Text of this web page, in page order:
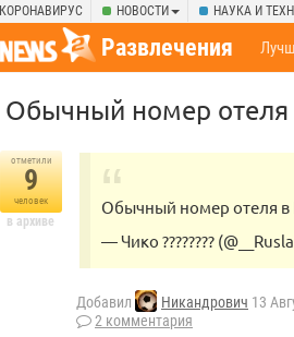
КОРОНАВИРУС НОВОСТИ НАУКА И
Развлечения
Обычный номер отеля
отметили
9
человек
в архиве
Обычный номер отеля в
— Чико ????????
Добавил Никандрович 13
2 комментария